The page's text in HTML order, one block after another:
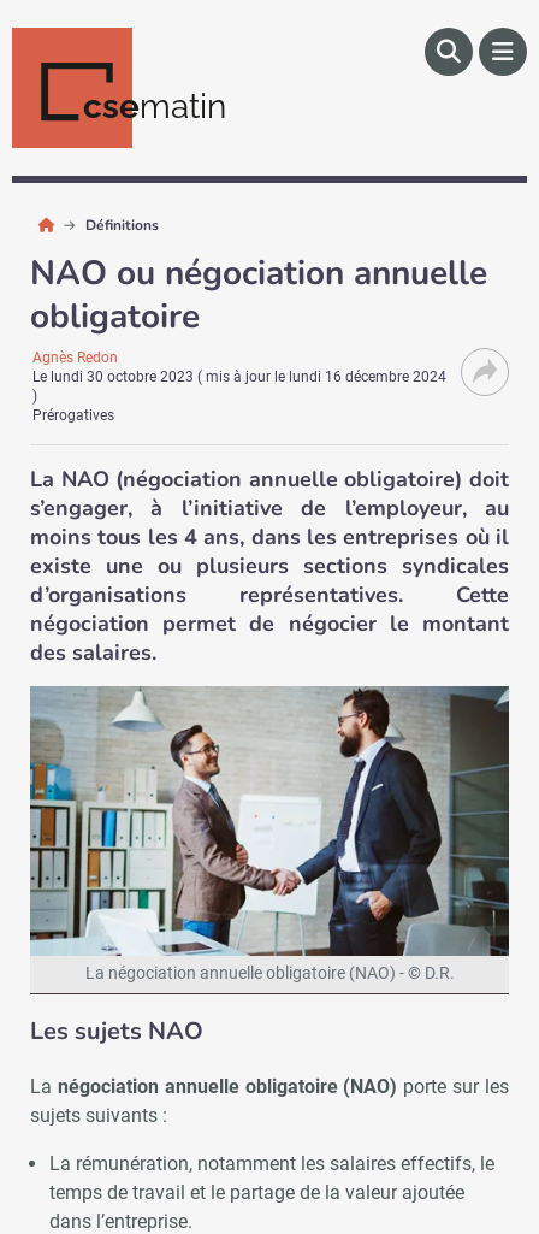
csematin
Définitions
NAO ou négociation annuelle
obligatoire
Agnès Redon
Le lundi 30 octobre 2023 ( mis à jour le lundi 16 décembre 2024
)
Prérogatives
La NAO (négociation annuelle obligatoire) doit
s’engager, à l’initiative de l’employeur, au
moins tous les 4 ans, dans les entreprises où il
existe une ou plusieurs sections syndicales
d’organisations représentatives. Cette
négociation permet de négocier le montant
des salaires.
La négociation annuelle obligatoire (NAO) - © D.R.
Les sujets NAO
La négociation annuelle obligatoire (NAO) porte sur les
sujets suivants :
La rémunération, notamment les salaires effectifs, le
temps de travail et le partage de la valeur ajoutée
dans l’entreprise.